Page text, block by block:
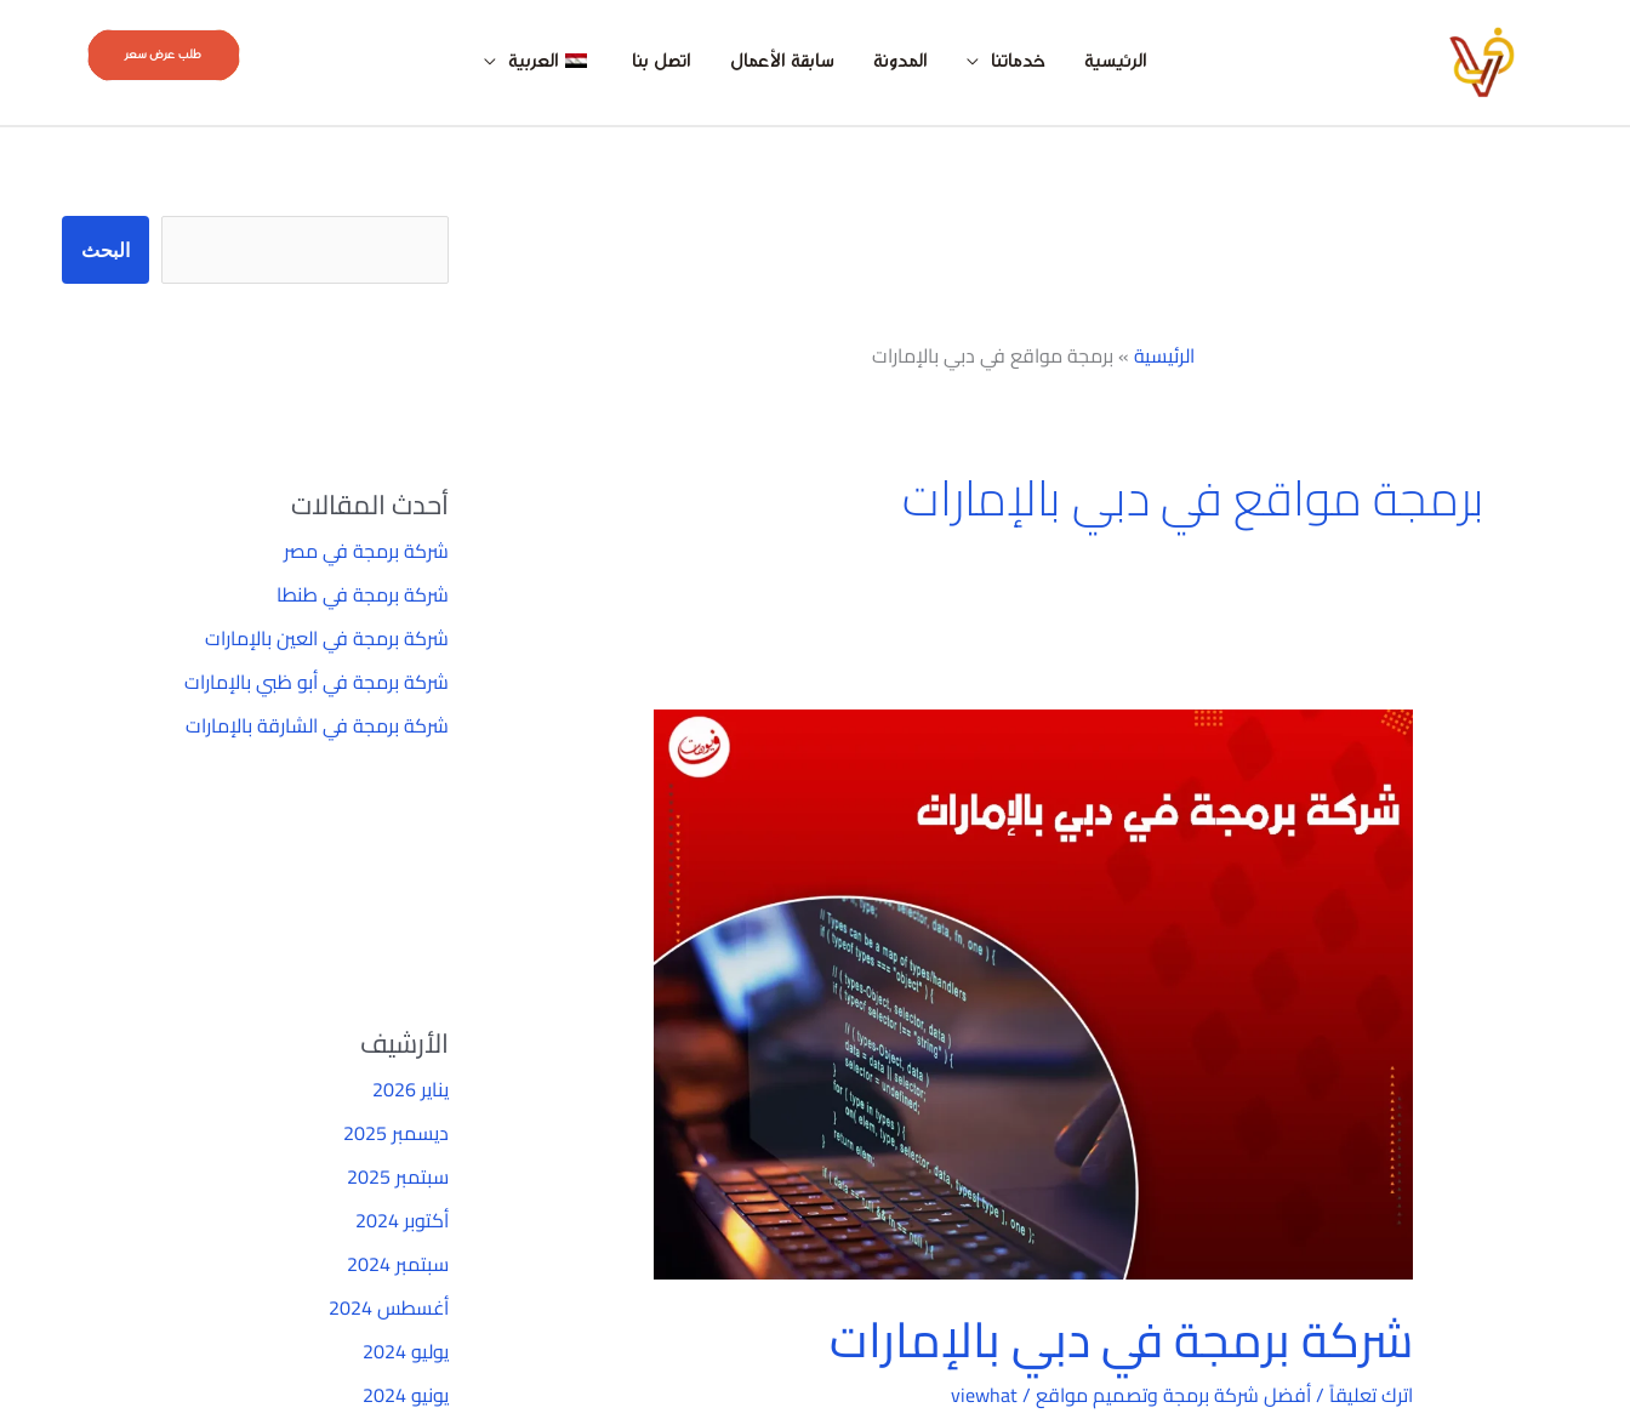
الرئيسية خدماتنا المدونة سابقة الأعمال اتصل بنا العربية طلب عرض سعر
الرئيسية» برمجة مواقع في دبي بالإمارات
برمجة مواقع في دبي بالإمارات
شركة برمجة في دبي بالإمارات
اترك تعليقاً/أفضل شركة برمجة وتصميم مواقع/
viewhat
شركة
في
دبي
البحث
أحدث المقالات
شركة برمجة في مصر
شركة برمجة في طنطا
شركة برمجة في العين بالإمارات
شركة برمجة في أبو ظبي بالإمارات
شركة برمجة في الشارقة بالإمارات
الأرشيف
يناير 2026
ديسمبر 2025
سبتمبر 2025
أكتوبر 2024
سبتمبر 2024
أغسطس 2024
يوليو 2024
يونيو 2024